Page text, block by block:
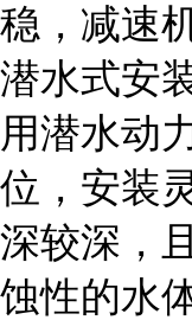
稳，减速
潜水式安
用潜水动
位，安装
深较深，
蚀性的水